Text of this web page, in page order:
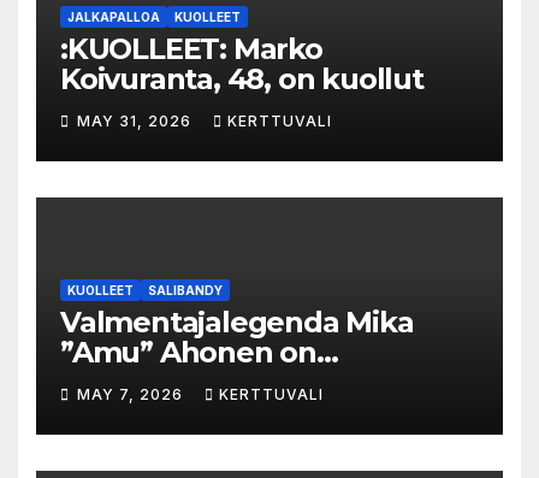
JALKAPALLOA KUOLLEET
:KUOLLEET: Marko
Koivuranta, 48, on kuollut
MAY 31, 2026 KERTTUVALI
KUOLLEET SALIBANDY
Valmentajalegenda Mika
”Amu” Ahonen on
menehtynyt
MAY 7, 2026 KERTTUVALI